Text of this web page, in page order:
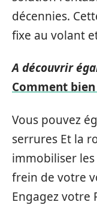
décennies.
fixe au volant
A découvrir
Comment
Vous pouvez
serrures Et la
immobiliser les
frein de votre
Engagez votre